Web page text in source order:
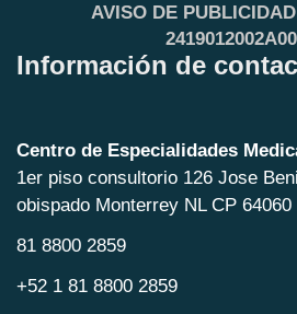
AVISO DE
Información de
Centro de Especialidades
1er piso consultorio 126 Jose
obispado Monterrey NL CP 64060
81 8800 2859
+52 1 81 8800 2859